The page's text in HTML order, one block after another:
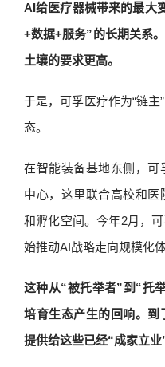
AI给医疗器械带来的最大
+数据+服务”的长期关系
土壤的要求更高。
于是，可孚医疗作为“链
态。
在智能装备基地东侧，
中心，这里联合高校和
和孵化空间。今年2月，
始推动AI战略走向规模化
这种从“被托举者”到“托
培育生态产生的回响。
提供给这些已经“成家立业